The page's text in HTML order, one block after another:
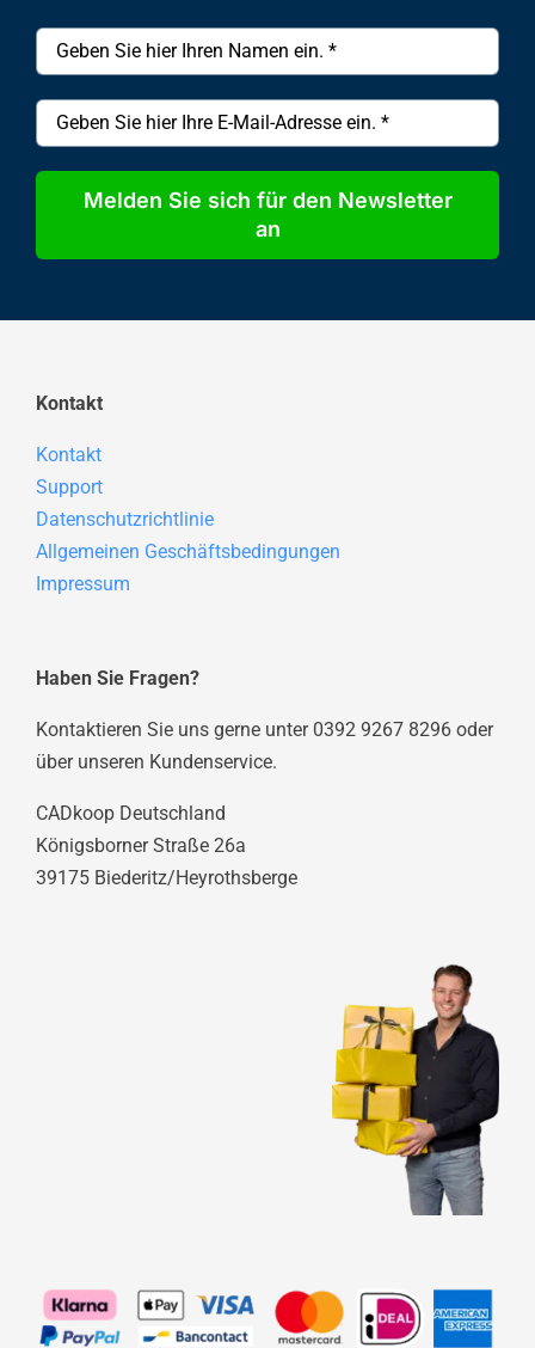
Melden Sie sich für den Newsletter
an
Kontakt
Kontakt
Support
Datenschutzrichtlinie
Allgemeinen Geschäftsbedingungen
Impressum
Haben Sie Fragen?
Kontaktieren Sie uns gerne unter 0392 9267 8296 oder
über unseren Kundenservice.
CADkoop Deutschland
Königsborner Straße 26a
39175 Biederitz/Heyrothsberge